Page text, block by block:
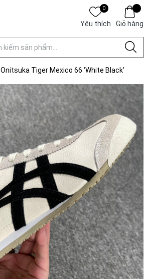
0
Yêu thích Giỏ hàng
Onitsuka Tiger Mexico 66 ‘White Black’